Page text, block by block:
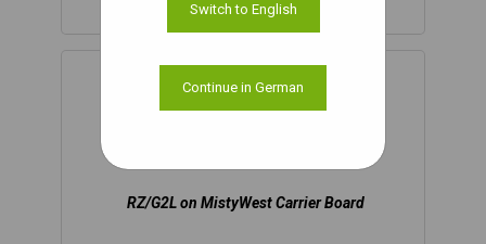
RZ/G2L on MistyWest Carrier Board
Switch to English
Continue in German